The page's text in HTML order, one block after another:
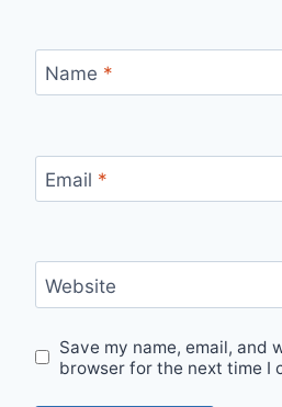
Name *
Email *
Website
Save my name, email, and
browser for the next time I